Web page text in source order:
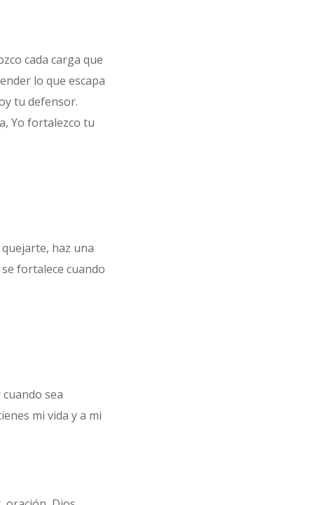
cada carga que
lo que escapa
tu defensor.
Yo fortalezco tu
haz una
fortalece cuando
sea
mi vida y a mi